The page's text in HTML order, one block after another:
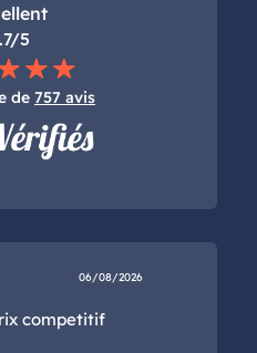
5
de 757 avis
06/08/2026
competitif